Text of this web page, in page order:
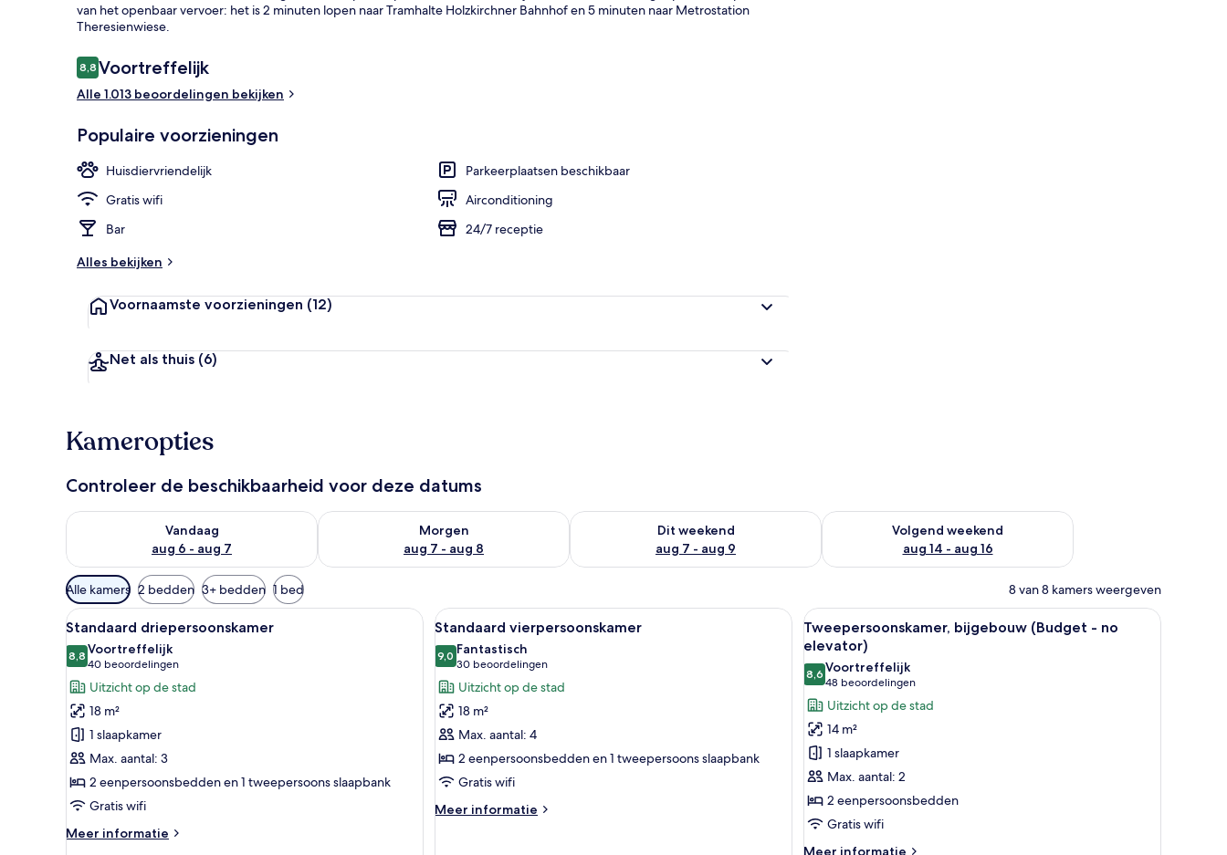
van het openbaar vervoer: het is 2 minuten lopen naar Tramhalte Holzkirchner Bahnhof en 5 minuten naar Metrostation
Theresienwiese.
Beoordelingen
8,88,8 op 10 –
Voortreffelijk
Alle 1.013 beoordelingen bekijken
Populaire voorzieningen
Huisdiervriendelijk
Parkeerplaatsen beschikbaar
Gratis wifi
Airconditioning
Bar
24/7 receptie
Alles bekijken
Voornaamste voorzieningen (12)
Net als thuis (6)
Kameropties
Controleer de beschikbaarheid voor deze datums
Vandaag
aug 6 - aug 7
De beschikbaarheid controleren voor vanavond aug 6 - aug 7
Morgen
aug 7 - aug 8
De beschikbaarheid controleren voor morgen aug 7 - aug 8
Dit weekend
aug 7 - aug 9
De beschikbaarheid controleren voor dit weekend aug 7 - aug 9
Volgend weekend
aug 14 - aug 16
De beschikbaarheid controleren voor volgend weekend aug
Beschikbare
filters
voor
kamers
Alle kamers 2 bedden 3+ bedden 1 bed 8 van 8 kamers weergeven
Alle
foto's
voor
Standaard
driepersoonskamer
laden
Standaard driepersoonskamer | Hypoallergeen beddengoed, een minibar, een kluis op de kamer, een bureau
19
Standaard driepersoonskamer
8,88,8 van 10
Voortreffelijk
40 beoordelingen
(40
beoordelingen)
Uitzicht op de stad
18 m²
1 slaapkamer
Max. aantal: 3
2 eenpersoonsbedden en 1 tweepersoons slaapbank
Gratis wifi
Meer informatie
Meer
Alle
foto's
voor
Standaard
vierpersoonskamer
laden
Standaard vierpersoonskamer | Hypoallergeen beddengoed, een minibar, een kluis op de kamer, een bureau
27
Standaard vierpersoonskamer
9,09,0 van 10
Fantastisch
30 beoordelingen
(30
beoordelingen)
Uitzicht op de stad
18 m²
Max. aantal: 4
2 eenpersoonsbedden en 1 tweepersoons slaapbank
Gratis wifi
Meer informatie
Meer
Alle
foto's
voor
Tweepersoonskamer,
bijgebouw
(Budget
-
no
elevator)
laden
Een hotelkamer met twee bedden, een
18
Tweepersoonskamer, bijgebouw (Budget - no
elevator)
8,68,6 van 10
Voortreffelijk
48 beoordelingen
(48
beoordelingen)
Uitzicht op de stad
14 m²
1 slaapkamer
Max. aantal: 2
2 eenpersoonsbedden
Gratis wifi
Meer informatie
Meer